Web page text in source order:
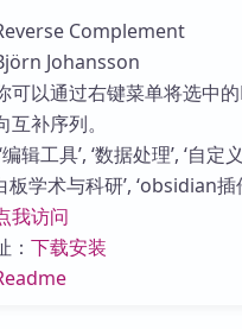
Complement
Johansson
可以通过右键菜单将选中
补序列。
辑工具’, ‘数据处理’, ‘自定
板学术与科研’, ‘obsidian插
我访问
： 下载安装